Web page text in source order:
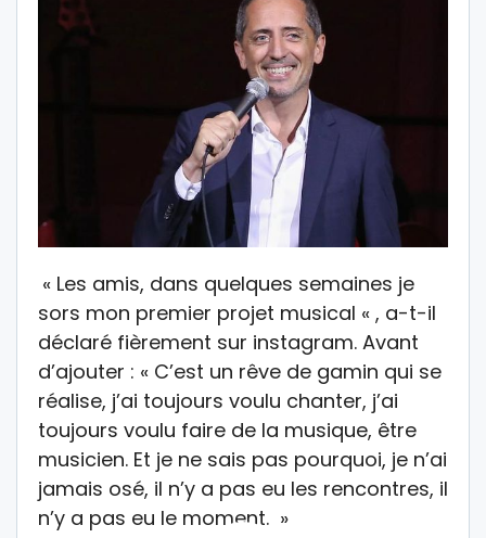
« Les amis, dans quelques semaines je
sors mon premier projet musical « , a-t-il
déclaré fièrement sur instagram. Avant
d’ajouter : « C’est un rêve de gamin qui se
réalise, j’ai toujours voulu chanter, j’ai
toujours voulu faire de la musique, être
musicien. Et je ne sais pas pourquoi, je n’ai
jamais osé, il n’y a pas eu les rencontres, il
n’y a pas eu le moment. »